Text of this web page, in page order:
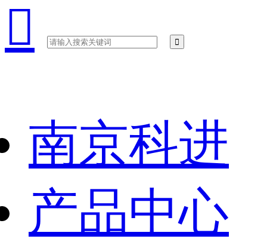

南京科进
产品中心